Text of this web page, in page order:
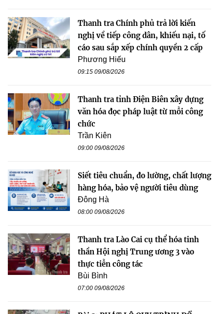
Thanh tra Chính phủ trả lời kiến
nghị về tiếp công dân, khiếu nại, tố
cáo sau sắp xếp chính quyền 2 cấp
Phương Hiếu
09:15 09/08/2026
Thanh tra tỉnh Điện Biên xây dựng
văn hóa đọc pháp luật từ mỗi công
chức
Trần Kiên
09:00 09/08/2026
Siết tiêu chuẩn, đo lường, chất lượng
hàng hóa, bảo vệ người tiêu dùng
Đông Hà
08:00 09/08/2026
Thanh tra Lào Cai cụ thể hóa tinh
thần Hội nghị Trung ương 3 vào
thực tiễn công tác
Bùi Bình
07:00 09/08/2026